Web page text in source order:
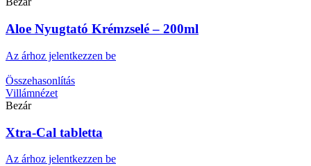
Aloe Nyugtató Krémzselé – 200ml
Az árhoz jelentkezzen be
Összehasonlítás
Villámnézet
Bezár
Xtra-Cal tabletta
Az árhoz jelentkezzen be